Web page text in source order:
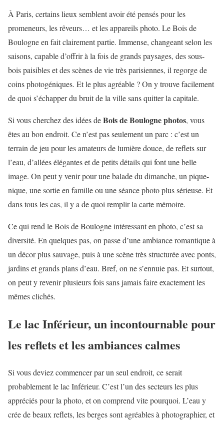
À Paris, certains lieux semblent avoir été pensés pour les
promeneurs, les rêveurs… et les appareils photo. Le Bois de
Boulogne en fait clairement partie. Immense, changeant selon les
saisons, capable d’offrir à la fois de grands paysages, des sous-
bois paisibles et des scènes de vie très parisiennes, il regorge de
coins photogéniques. Et le plus agréable ? On y trouve facilement
de quoi s’échapper du bruit de la ville sans quitter la capitale.
Si vous cherchez des idées deBois de Boulogne photos, vous
êtes au bon endroit. Ce n’est pas seulement un parc : c’est un
terrain de jeu pour les amateurs de lumière douce, de reflets sur
l’eau, d’allées élégantes et de petits détails qui font une belle
image. On peut y venir pour une balade du dimanche, un pique-
nique, une sortie en famille ou une séance photo plus sérieuse. Et
dans tous les cas, il y a de quoi remplir la carte mémoire.
Ce qui rend le Bois de Boulogne intéressant en photo, c’est sa
diversité. En quelques pas, on passe d’une ambiance romantique à
un décor plus sauvage, puis à une scène très structurée avec ponts,
jardins et grands plans d’eau. Bref, on ne s’ennuie pas. Et surtout,
on peut y revenir plusieurs fois sans jamais faire exactement les
mêmes clichés.
Le lac Inférieur, un incontournable pour
les reflets et les ambiances calmes
Si vous deviez commencer par un seul endroit, ce serait
probablement le lac Inférieur. C’est l’un des secteurs les plus
appréciés pour la photo, et on comprend vite pourquoi. L’eau y
crée de beaux reflets, les berges sont agréables à photographier, et